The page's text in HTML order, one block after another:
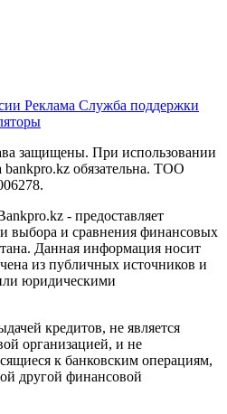
Реклама Служба поддержки
защищены. При использовании
bankpro.kz обязательна. ТОО
- предоставляет
выбора и сравнения финансовых
Данная информация носит
из публичных источников и
юридическими
кредитов, не является
организацией, и не
к банковским операциям,
другой финансовой